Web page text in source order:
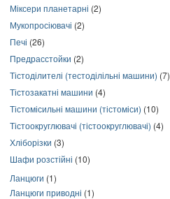
Міксери планетарні (2)
Мукопросіювачі (2)
Печі (26)
Предрасстойки (2)
Тістоділителі (тестоділільні машини) (7)
Тістозакатні машини (4)
Тістомісильні машини (тістоміси) (10)
Тістоокруглювачі (тістоокруглювачі) (4)
Хліборізки (3)
Шафи розстійні (10)
Ланцюги (1)
Ланцюги приводні (1)